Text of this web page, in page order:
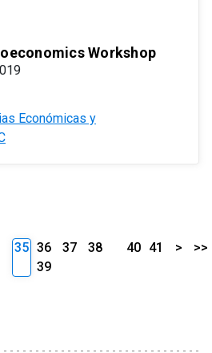
Workshop
Económicas y
35 36 37
38
39
40 41 > >>